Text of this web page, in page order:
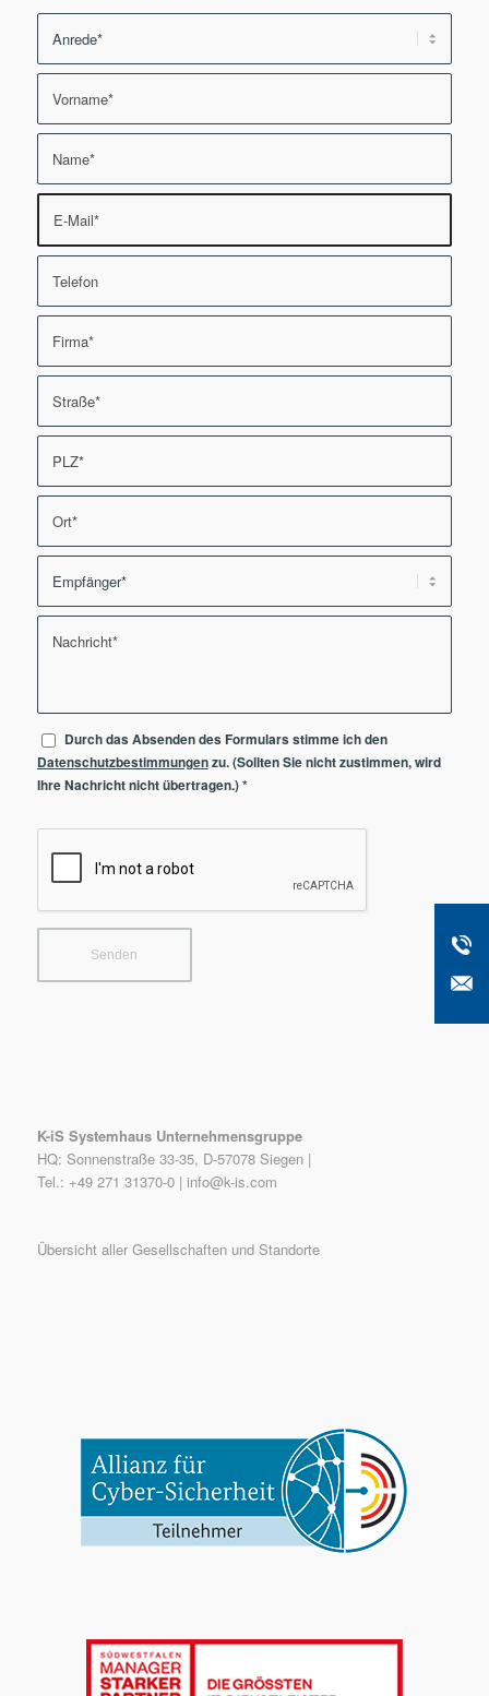
Durch das Absenden des Formulars stimme ich den
Datenschutzbestimmungenzu. (Sollten Sie nicht zustimmen, wird
Ihre Nachricht nicht übertragen.)*
K-iS Systemhaus Unternehmensgruppe
HQ: Sonnenstraße 33-35, D-57078 Siegen |
Tel.: +49 271 31370-0 | info@k-is.com
Übersicht aller Gesellschaften und Standorte